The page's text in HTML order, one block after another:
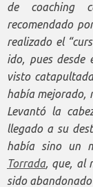
de coaching
recomendado
realizado el
ido, pues desde
visto
había mejorado,
Levantó la
llegado a su
había sino un
Torrada, que, al
sido